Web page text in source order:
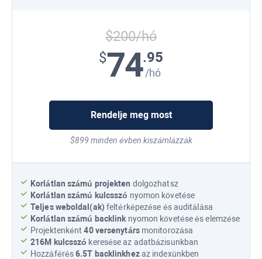
$200/hó
$74.95
/hó
Rendelje meg most
$899 minden évben kiszámlázzák
Korlátlan számú projekten dolgozhatsz
Korlátlan számú kulcsszó nyomon követése
Teljes weboldal(ak) feltérképezése és auditálása
Korlátlan számú backlink nyomon követése és elemzése
Projektenként40 versenytársmonitorozása
216M kulcsszó keresése az adatbázisunkban
Hozzáférés6.5T backlinkhezaz indexünkben